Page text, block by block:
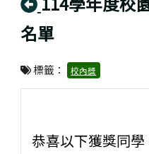
名單
標籤： 校內獎
恭喜以下獲獎同